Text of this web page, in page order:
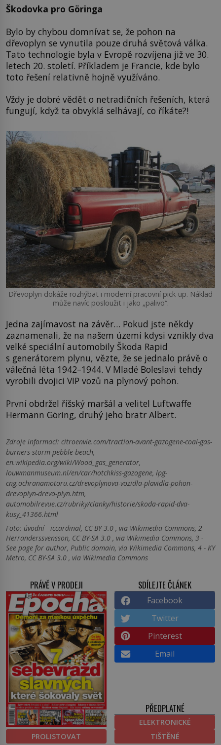
Škodovka pro Göringa
Bylo by chybou domnívat se, že pohon na
dřevoplyn se vynutila pouze druhá světová válka.
Tato technologie byla v Evropě rozvíjena již ve 30.
letech 20. století. Příkladem je Francie, kde bylo
toto řešení relativně hojně využíváno.
Vždy je dobré vědět o netradičních řešeních, která
fungují, když ta obvyklá selhávají, co říkáte?!
Dřevoplyn dokáže rozhýbat i moderní pracovní pick-up. Náklad
může navíc posloužit i jako „palivo“.
Jedna zajímavost na závěr… Pokud jste někdy
zaznamenali, že na našem území kdysi vznikly dva
velké speciální automobily Škoda Rapid
s generátorem plynu, vězte, že se jednalo právě o
válečná léta 1942–1944. V Mladé Boleslavi tehdy
vyrobili dvojici VIP vozů na plynový pohon.
První obdržel říšský maršál a velitel Luftwaffe
Hermann Göring, druhý jeho bratr Albert.
Zdroje informací: citroenvie.com/traction-avant-gazogene-coal-gas-
burners-storm-pebble-beach,
en.wikipedia.org/wiki/Wood_gas_generator,
louwmanmuseum.nl/en/car/hotchkiss-gazogene, lpg-
cng.ochranamotoru.cz/drevoplynova-vozidla-plavidla-pohon-
drevoplyn-drevo-plyn.htm,
automobilrevue.cz/rubriky/clanky/historie/skoda-rapid-dva-
kusy_41366.html
Foto: úvodní - iccardinal, CC BY 3.0 , via Wikimedia Commons, 2 -
Herranderssvensson, CC BY-SA 3.0 , via Wikimedia Commons, 3 -
See page for author, Public domain, via Wikimedia Commons, 4 - KY
Metro, CC BY-SA 3.0 , via Wikimedia Commons
PRÁVĚ V PRODEJI
PROLISTOVAT
SDÍLEJTE ČLÁNEK
Facebook
Twitter
Pinterest
Email
PŘEDPLATNÉ
ELEKTRONICKÉ
TIŠTĚNÉ